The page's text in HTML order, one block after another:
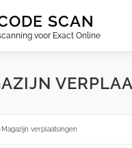
SCAN
voor Exact Online
›Magazijn verplaatsingen